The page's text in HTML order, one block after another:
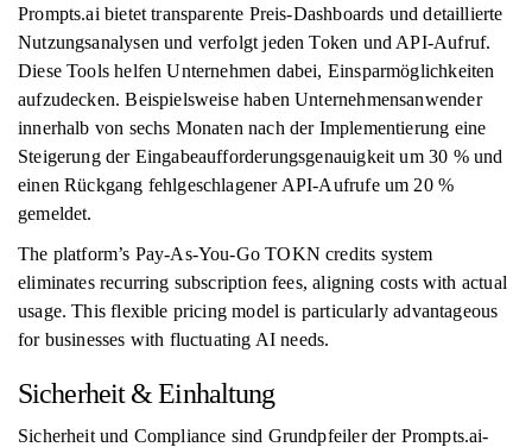
Prompts.ai bietet transparente Preis-Dashboards und detaillierte
Nutzungsanalysen und verfolgt jeden Token und API-Aufruf.
Diese Tools helfen Unternehmen dabei, Einsparmöglichkeiten
aufzudecken. Beispielsweise haben Unternehmensanwender
innerhalb von sechs Monaten nach der Implementierung eine
Steigerung der Eingabeaufforderungsgenauigkeit um 30 % und
einen Rückgang fehlgeschlagener API-Aufrufe um 20 %
gemeldet.
The platform’s Pay-As-You-Go TOKN credits system
eliminates recurring subscription fees, aligning costs with actual
usage. This flexible pricing model is particularly advantageous
for businesses with fluctuating AI needs.
Sicherheit & Einhaltung
Sicherheit und Compliance sind Grundpfeiler der Prompts.ai-